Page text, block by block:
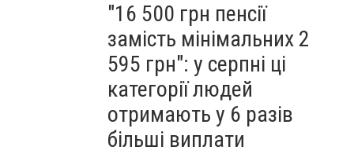
"16 500 грн пенсії
замість мінімальних 2
595 грн": у серпні ці
категорії людей
отримають у 6 разів
більші виплати